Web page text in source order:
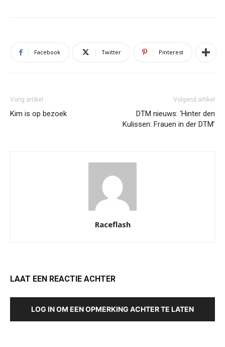
Facebook Twitter Pinterest
Vorig artikel
Kim is op bezoek
Volgend artikel
DTM nieuws: ‘Hinter den
Kulissen: Frauen in der DTM’
Raceflash
LAAT EEN REACTIE ACHTER
LOG IN OM EEN OPMERKING ACHTER TE LATEN